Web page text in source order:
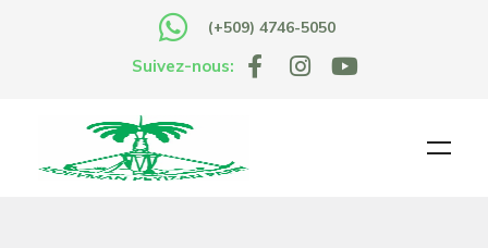
(+509) 4746-5050
Suivez-nous: